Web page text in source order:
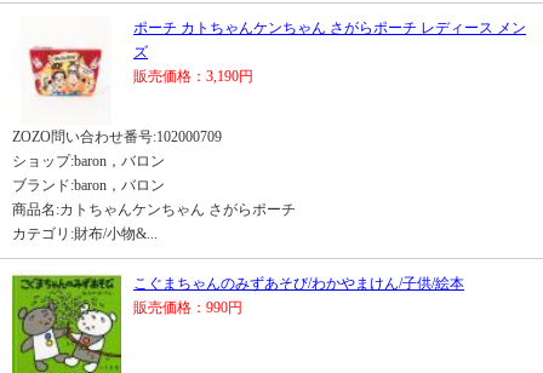
ポーチ カトちゃんケンちゃん さがらポーチ レディース メン
ズ
販売価格：3,190円
ZOZO問い合わせ番号:102000709
ショップ:baron，バロン
ブランド:baron，バロン
商品名:カトちゃんケンちゃん さがらポーチ
カテゴリ:財布/小物&...
こぐまちゃんのみずあそび/わかやまけん/子供/絵本
販売価格：990円